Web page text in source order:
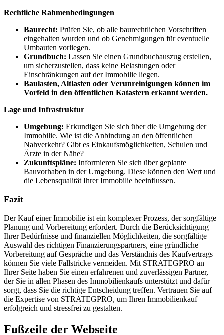
Rechtliche Rahmenbedingungen
Baurecht: Prüfen Sie, ob alle baurechtlichen Vorschriften
eingehalten wurden und ob Genehmigungen für eventuelle
Umbauten vorliegen.
Grundbuch: Lassen Sie einen Grundbuchauszug erstellen,
um sicherzustellen, dass keine Belastungen oder
Einschränkungen auf der Immobilie liegen.
Baulasten, Altlasten oder Verunreinigungen können im
Vorfeld in den öffentlichen Katastern erkannt werden.
Lage und Infrastruktur
Umgebung: Erkundigen Sie sich über die Umgebung der
Immobilie. Wie ist die Anbindung an den öffentlichen
Nahverkehr? Gibt es Einkaufsmöglichkeiten, Schulen und
Ärzte in der Nähe?
Zukunftspläne: Informieren Sie sich über geplante
Bauvorhaben in der Umgebung. Diese können den Wert und
die Lebensqualität Ihrer Immobilie beeinflussen.
Fazit
Der Kauf einer Immobilie ist ein komplexer Prozess, der sorgfältige
Planung und Vorbereitung erfordert. Durch die Berücksichtigung
Ihrer Bedürfnisse und finanziellen Möglichkeiten, die sorgfältige
Auswahl des richtigen Finanzierungspartners, eine gründliche
Vorbereitung auf Gespräche und das Verständnis des Kaufvertrags
können Sie viele Fallstricke vermeiden. Mit STRATEGPRO an
Ihrer Seite haben Sie einen erfahrenen und zuverlässigen Partner,
der Sie in allen Phasen des Immobilienkaufs unterstützt und dafür
sorgt, dass Sie die richtige Entscheidung treffen. Vertrauen Sie auf
die Expertise von STRATEGPRO, um Ihren Immobilienkauf
erfolgreich und stressfrei zu gestalten.
Fußzeile der Webseite